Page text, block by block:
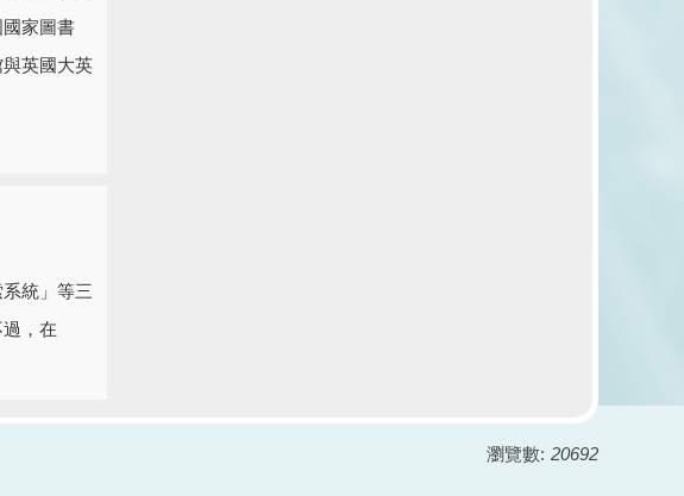
家圖書
英國大英
統」等三
，在
瀏覽數: 20692